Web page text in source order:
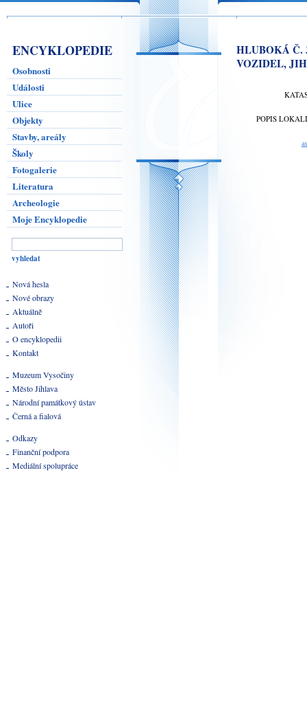
ENCYKLOPEDIE
Osobnosti
Události
Ulice
Objekty
Stavby, areály
Školy
Fotogalerie
Literatura
Archeologie
Moje Encyklopedie
Nová hesla
Nové obrazy
Aktuálně
Autoři
O encyklopedii
Kontakt
Muzeum Vysočiny
Město Jihlava
Národní památkový ústav
Černá a fialová
Odkazy
Finanční podpora
Mediální spolupráce
HLUBOKÁ Č.
VOZIDEL,
POPIS